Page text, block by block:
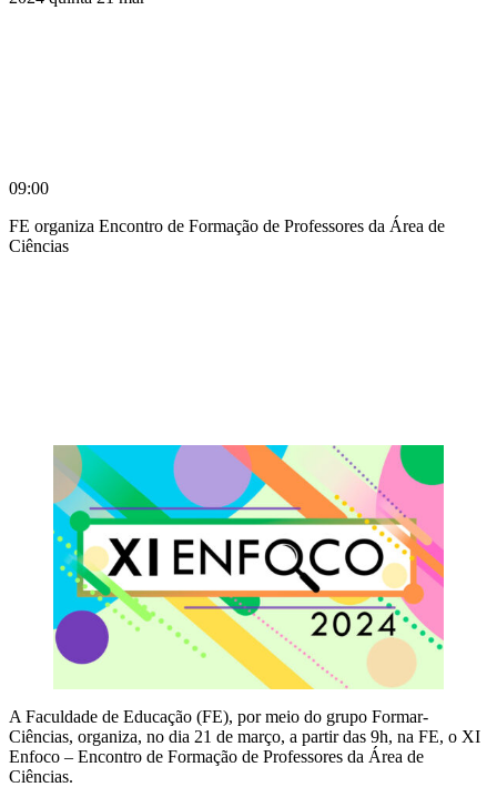
09:00
FE organiza Encontro de Formação de Professores da Área de
Ciências
A Faculdade de Educação (FE), por meio do grupo Formar-
Ciências, organiza, no dia 21 de março, a partir das 9h, na FE, o XI
Enfoco – Encontro de Formação de Professores da Área de
Ciências.